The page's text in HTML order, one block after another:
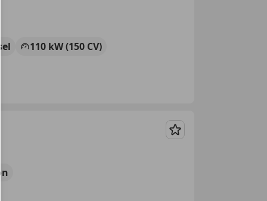
110 kW (150 CV)
Guardar